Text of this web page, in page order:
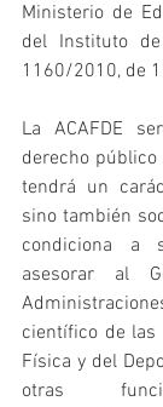
Ministerio de
del Instituto
1160/2010, de
La ACAFDE
derecho
tendrá un
sino también
condiciona a
asesorar al
científico de las
Física y del
otras